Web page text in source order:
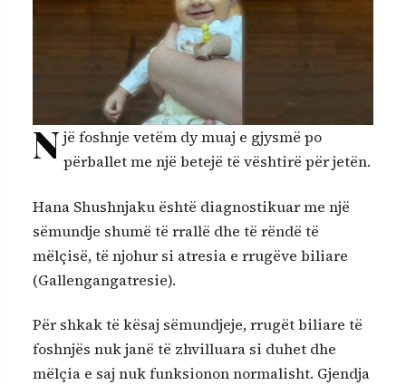
N jë foshnje vetëm dy muaj e gjysmë po
përballet me një betejë të vështirë për jetën.
Hana Shushnjaku është diagnostikuar me një
sëmundje shumë të rrallë dhe të rëndë të
mëlçisë, të njohur si atresia e rrugëve biliare
(Gallengangatresie).
Për shkak të kësaj sëmundjeje, rrugët biliare të
foshnjës nuk janë të zhvilluara si duhet dhe
mëlçia e saj nuk funksionon normalisht. Gjendja